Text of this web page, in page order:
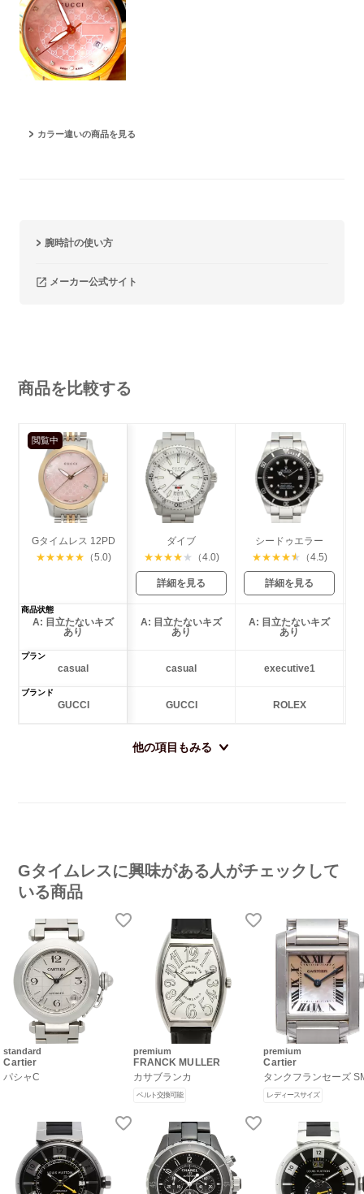
カラー違いの商品を見る
腕時計の使い方
メーカー公式サイト
商品を比較する
閲覧中
Gタイムレス 12PD
★★★★★ （5.0)
ダイブ
★★★★ ★ （4.0)
詳細を見る
シードゥエラー
★★★★★ （4.5)
詳細を見る
商品状態
A: 目立たないキズ
あり
A: 目立たないキズ
あり
A: 目立たないキズ
あり
プラン
casual casual executive1
ブランド
GUCCI GUCCI ROLEX
他の項目もみる
Gタイムレスに興味がある人がチェックして
いる商品
standard
Cartier
パシャC
premium
FRANCK MULLER
カサブランカ
ベルト交換可能
premium
Cartier
タンクフランセーズ
レディースサイズ